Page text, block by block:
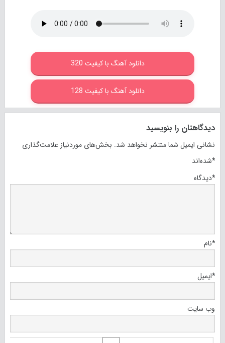
دانلود آهنگ با کیفیت 320
دانلود آهنگ با کیفیت 128
دیدگاهتان را بنویسید
نشانی ایمیل شما منتشر نخواهد شد. بخش‌های موردنیاز علامت‌گذاری
شده‌اند*
دیدگاه*
نام*
ایمیل*
وب‌ سایت